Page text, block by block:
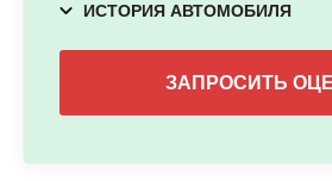
ИСТОРИЯ АВТОМОБИЛЯ